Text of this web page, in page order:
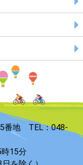
番地 TEL：048-
15分